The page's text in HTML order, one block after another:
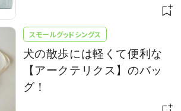
スモールグッドシングス
犬の散歩には軽くて便利な
【アークテリクス】のバッ
グ！